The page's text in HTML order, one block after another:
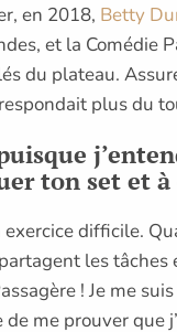
en 2018, Betty
et la Comédie
du plateau.
plus du
ton set et
difficile.
les tâches
! Je me
de me prouver que